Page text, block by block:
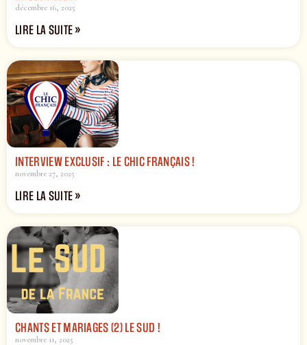
décembre 16, 2025
LIRE LA SUITE »
INTERVIEW EXCLUSIF : LE CHIC FRANÇAIS !
novembre 27, 2025
LIRE LA SUITE »
CHANTS ET MARIAGES (2) LE SUD !
novembre 11, 2025